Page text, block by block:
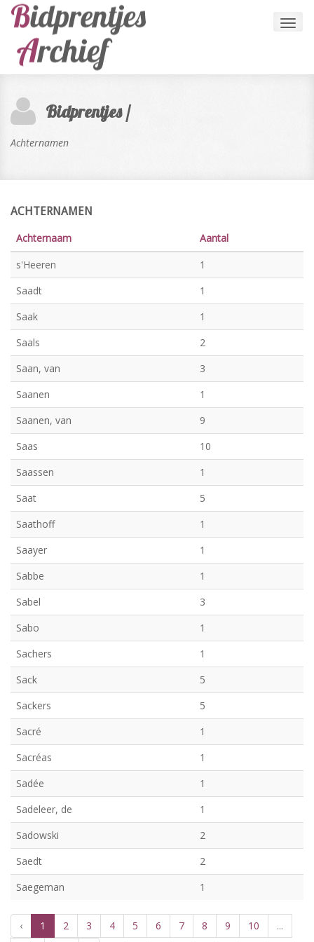
Bidprentjes /
Achternamen
ACHTERNAMEN
Achternaam
Aantal
s'Heeren
1
Saadt
1
Saak
1
Saals
2
Saan, van
3
Saanen
1
Saanen, van
9
Saas
10
Saassen
1
Saat
5
Saathoff
1
Saayer
1
Sabbe
1
Sabel
3
Sabo
1
Sachers
1
Sack
5
Sackers
5
Sacré
1
Sacréas
1
Sadée
1
Sadeleer, de
1
Sadowski
2
Saedt
2
Saegeman
1
‹ 1 2 3 4 5 6 7 8 9 10 ...